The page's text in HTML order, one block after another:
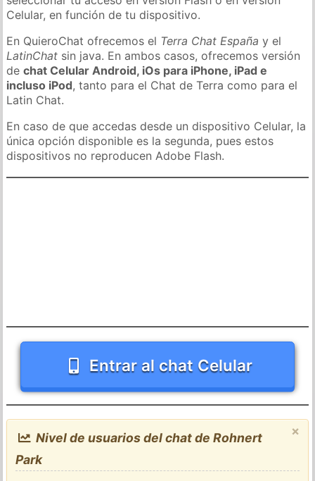
Celular, en función de tu dispositivo.
En QuieroChat ofrecemos el Terra Chat España y el
LatinChat sin java. En ambos casos, ofrecemos versión
dechat Celular Android, iOs para iPhone, iPad e
incluso iPod, tanto para el Chat de Terra como para el
Latin Chat.
En caso de que accedas desde un dispositivo Celular, la
única opción disponible es la segunda, pues estos
dispositivos no reproducen Adobe Flash.
Entrar al chat Celular
×
Nivel de usuarios del chat de Rohnert
Park